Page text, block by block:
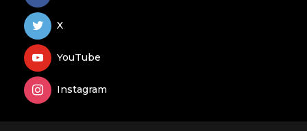
X
YouTube
Instagram